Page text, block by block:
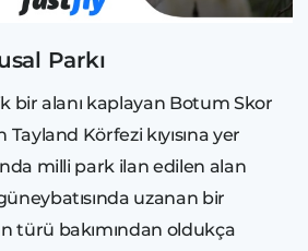
Parkı
bir alanı kaplayan Botum Skor
Körfezi kıyısına yer
milli park ilan edilen alan
uzanan bir
türü bakımından oldukça